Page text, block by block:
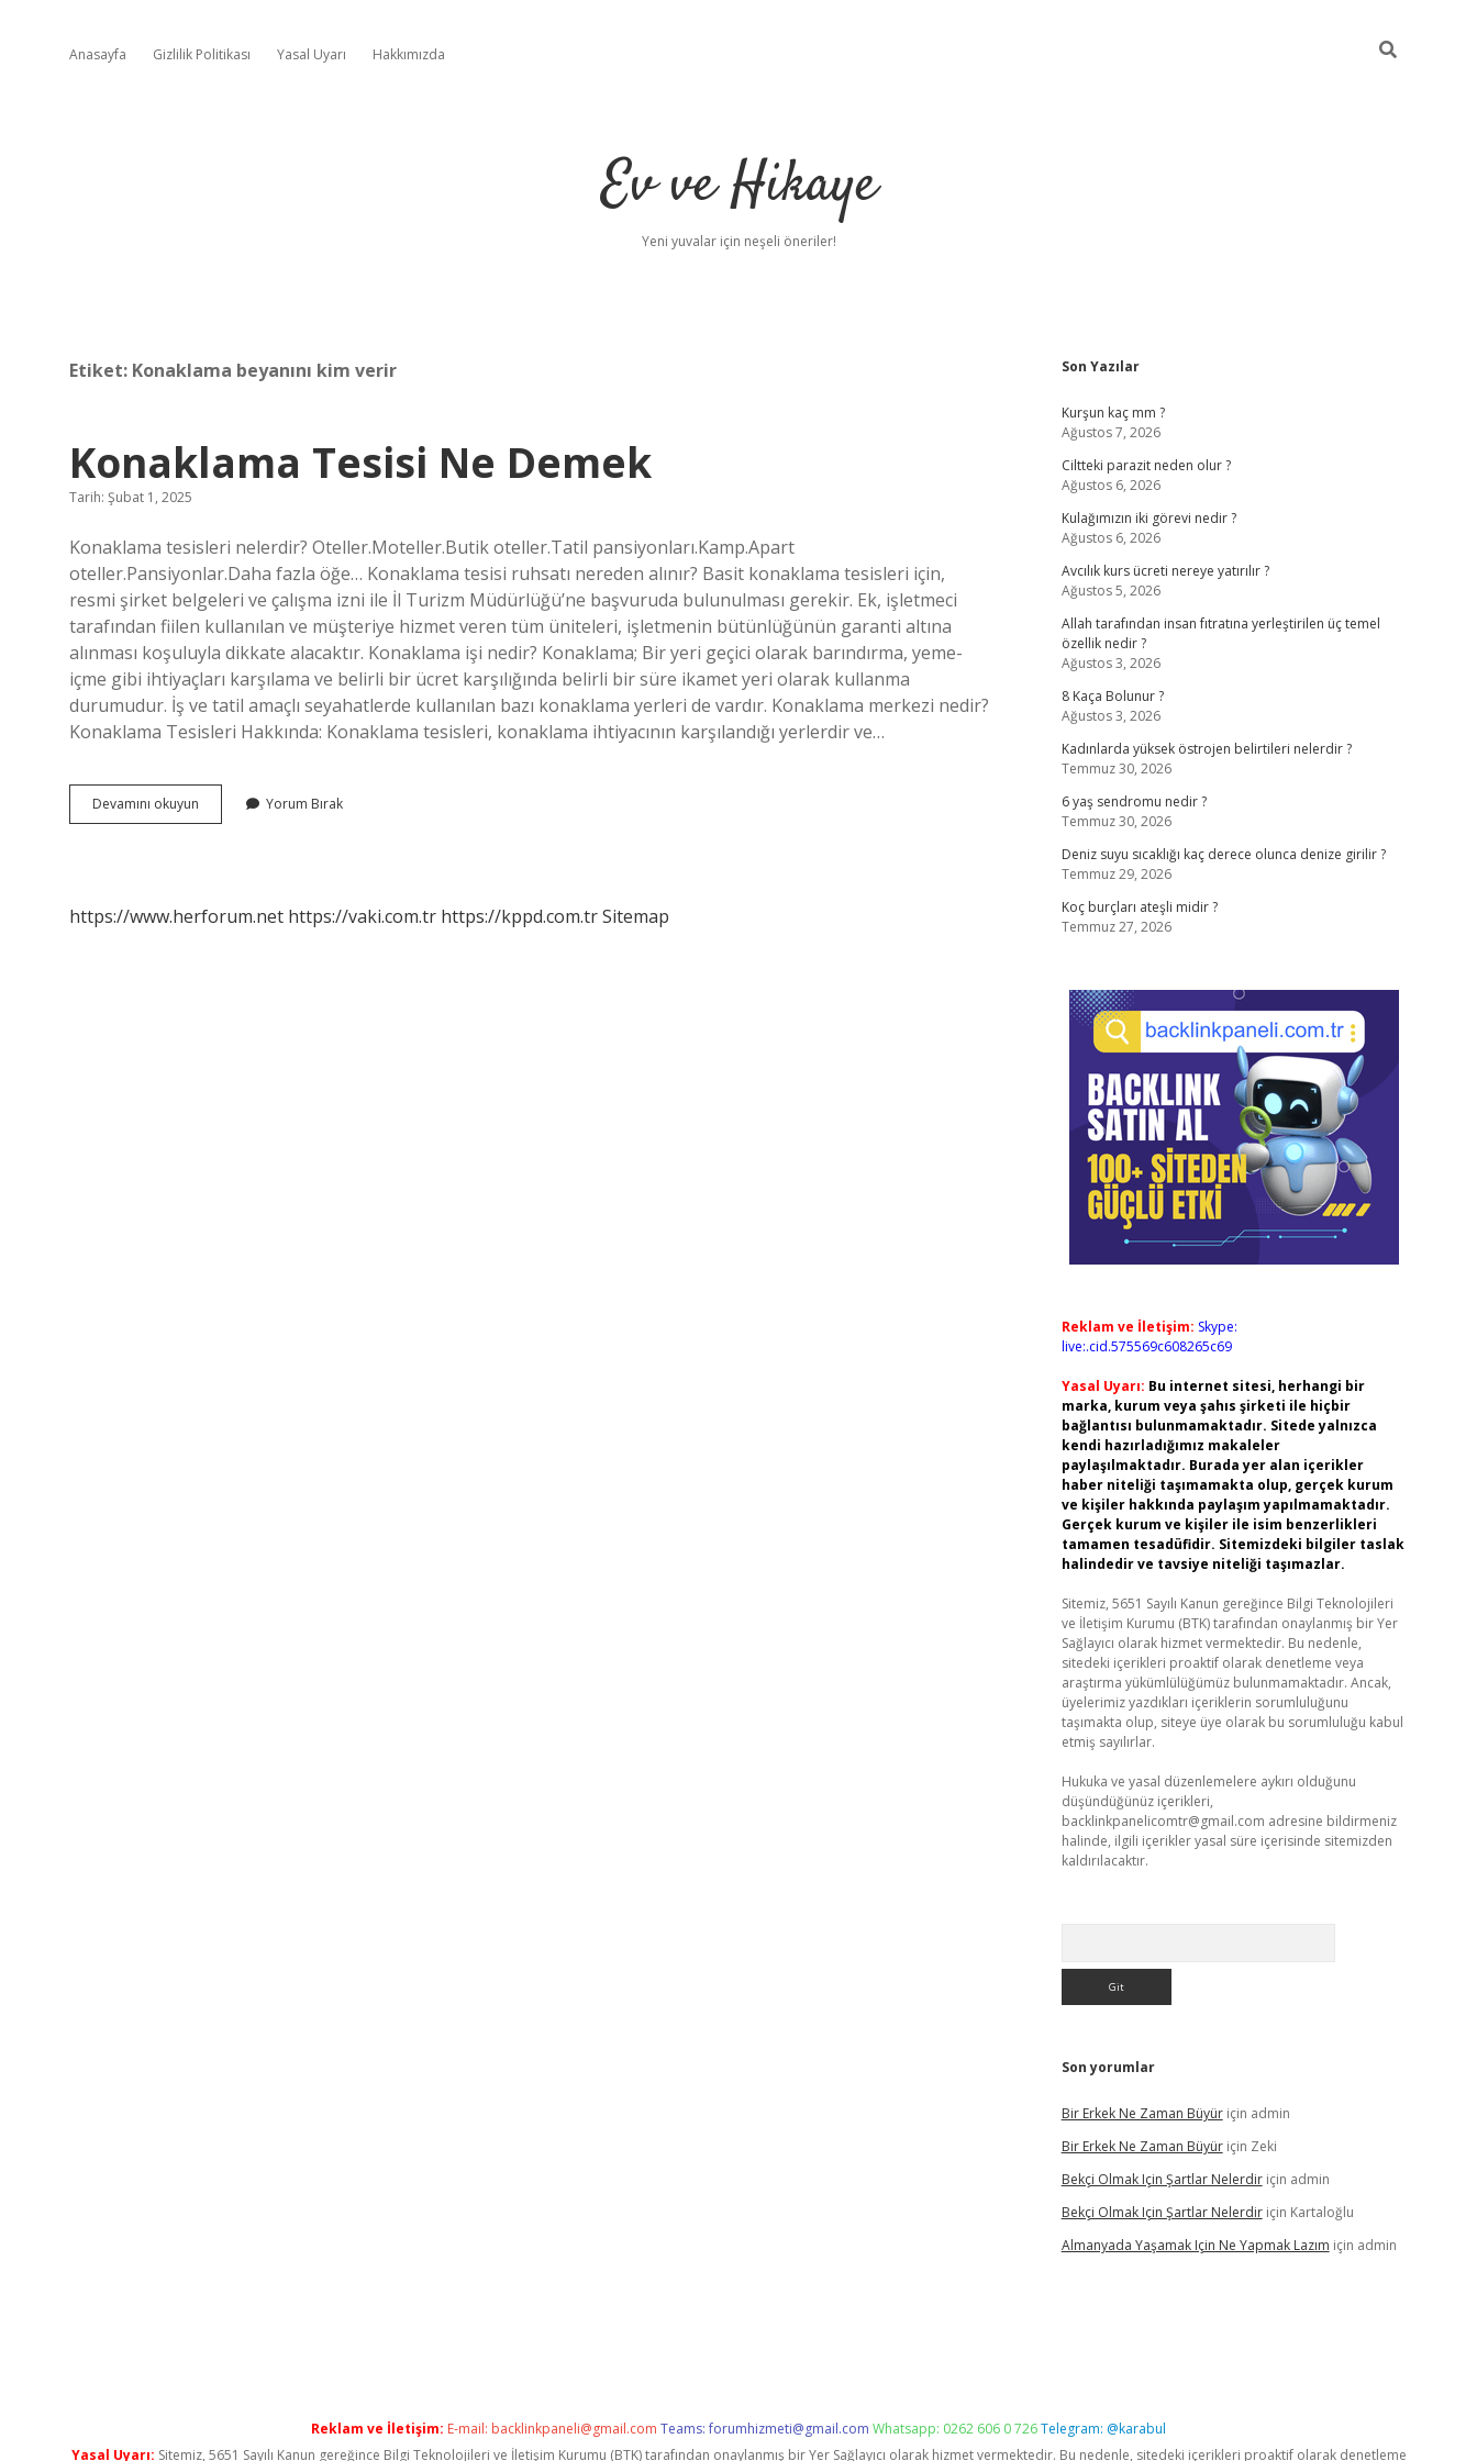
Anasayfa Gizlilik Politikası Yasal Uyarı Hakkımızda
Ev ve Hikaye
Yeni yuvalar için neşeli öneriler!
Etiket: Konaklama beyanını kim verir
Konaklama Tesisi Ne Demek
Tarih: Şubat 1, 2025
Konaklama tesisleri nelerdir? Oteller.Moteller.Butik oteller.Tatil pansiyonları.Kamp.Apart
oteller.Pansiyonlar.Daha fazla öğe… Konaklama tesisi ruhsatı nereden alınır? Basit konaklama tesisleri için,
resmi şirket belgeleri ve çalışma izni ile İl Turizm Müdürlüğü’ne başvuruda bulunulması gerekir. Ek, işletmeci
tarafından fiilen kullanılan ve müşteriye hizmet veren tüm üniteleri, işletmenin bütünlüğünün garanti altına
alınması koşuluyla dikkate alacaktır. Konaklama işi nedir? Konaklama; Bir yeri geçici olarak barındırma, yeme-
içme gibi ihtiyaçları karşılama ve belirli bir ücret karşılığında belirli bir süre ikamet yeri olarak kullanma
durumudur. İş ve tatil amaçlı seyahatlerde kullanılan bazı konaklama yerleri de vardır. Konaklama merkezi nedir?
Konaklama Tesisleri Hakkında: Konaklama tesisleri, konaklama ihtiyacının karşılandığı yerlerdir ve…
Devamını okuyun Konaklama
Tesisi
Yorum Bırak
https://www.herforum.net https://vaki.com.tr https://kppd.com.trSitemap
Sidebar
Son Yazılar
Kurşun kaç mm ?
Ağustos 7, 2026
Ciltteki parazit neden olur ?
Ağustos 6, 2026
Kulağımızın iki görevi nedir ?
Ağustos 6, 2026
Avcılık kurs ücreti nereye yatırılır ?
Ağustos 5, 2026
Allah tarafından insan fıtratına yerleştirilen üç temel
özellik nedir ?
Ağustos 3, 2026
8 Kaça Bolunur ?
Ağustos 3, 2026
Kadınlarda yüksek östrojen belirtileri nelerdir ?
Temmuz 30, 2026
6 yaş sendromu nedir ?
Temmuz 30, 2026
Deniz suyu sıcaklığı kaç derece olunca denize girilir ?
Temmuz 29, 2026
Koç burçları ateşli midir ?
Temmuz 27, 2026
Reklam ve İletişim: Skype:
live:.cid.575569c608265c69
Yasal Uyarı: Bu internet sitesi, herhangi bir
marka, kurum veya şahıs şirketi ile hiçbir
bağlantısı bulunmamaktadır. Sitede yalnızca
kendi hazırladığımız makaleler
paylaşılmaktadır. Burada yer alan içerikler
haber niteliği taşımamakta olup, gerçek kurum
ve kişiler hakkında paylaşım yapılmamaktadır.
Gerçek kurum ve kişiler ile isim benzerlikleri
tamamen tesadüfidir. Sitemizdeki bilgiler taslak
halindedir ve tavsiye niteliği taşımazlar.
Sitemiz, 5651 Sayılı Kanun gereğince Bilgi Teknolojileri
ve İletişim Kurumu (BTK) tarafından onaylanmış bir Yer
Sağlayıcı olarak hizmet vermektedir. Bu nedenle,
sitedeki içerikleri proaktif olarak denetleme veya
araştırma yükümlülüğümüz bulunmamaktadır. Ancak,
üyelerimiz yazdıkları içeriklerin sorumluluğunu
taşımakta olup, siteye üye olarak bu sorumluluğu kabul
etmiş sayılırlar.
Hukuka ve yasal düzenlemelere aykırı olduğunu
düşündüğünüz içerikleri,
backlinkpanelicomtr@gmail.com adresine bildirmeniz
halinde, ilgili içerikler yasal süre içerisinde sitemizden
kaldırılacaktır.
Son yorumlar
Bir Erkek Ne Zaman Büyüriçin admin
Bir Erkek Ne Zaman Büyüriçin Zeki
Bekçi Olmak Için Şartlar Nelerdiriçin admin
Bekçi Olmak Için Şartlar Nelerdiriçin Kartaloğlu
Almanyada Yaşamak Için Ne Yapmak Lazım için admin
Reklam ve İletişim: E-mail: backlinkpaneli@gmail.com Teams:forumhizmeti@gmail.com Whatsapp: 0262 606 0 726Telegram: @karabul
Yasal Uyarı: Sitemiz, 5651 Sayılı Kanun gereğince Bilgi Teknolojileri ve İletişim Kurumu (BTK) tarafından onaylanmış bir Yer Sağlayıcı olarak hizmet vermektedir. Bu nedenle, sitedeki içerikleri proaktif olarak denetleme